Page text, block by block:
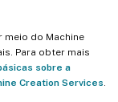
do Machine
Para obter mais
sobre a
Creation Services.